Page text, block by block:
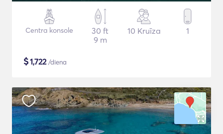
Centra konsole
30 ft
9 m
10 Kruīza 1
$1,722/diena